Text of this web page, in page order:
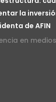
la
de AFIN
en medios